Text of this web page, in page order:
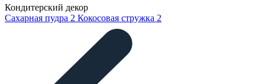
Кондитерский декор
Сахарная пудра 2 Кокосовая стружка 2